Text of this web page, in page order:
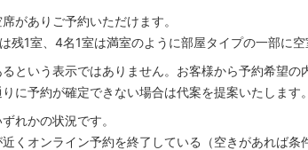
がありご予約いただけます。
残1室、4名1室は満室のように部屋タイプの一部に
という表示ではありません。お客様から予約希望の
に予約が確定できない場合は代案を提案いたします。
れかの状況です。
近くオンライン予約を終了している（空きがあれば条